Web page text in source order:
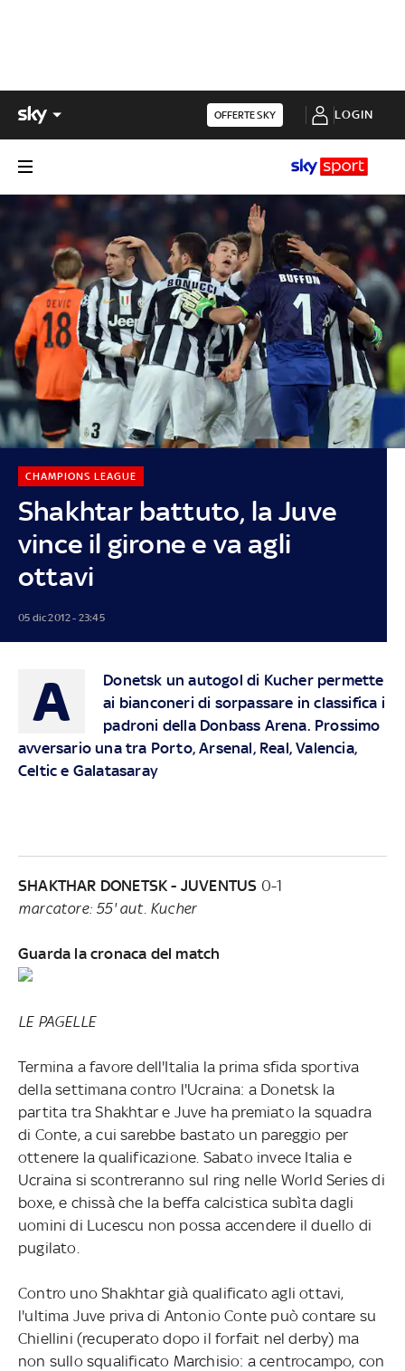
OFFERTE SKY LOGIN
Shakhtar battuto, la Juve
vince il girone e va agli
ottavi
CHAMPIONS LEAGUE
05 dic 2012 - 23:45
A
Donetsk un autogol di Kucher permette
ai bianconeri di sorpassare in classifica i
padroni della Donbass Arena. Prossimo
avversario una tra Porto, Arsenal, Real, Valencia,
Celtic e Galatasaray
SHAKTHAR DONETSK - JUVENTUS 0-1
marcatore: 55' aut. Kucher
Guarda la cronaca del match
LE PAGELLE
Termina a favore dell'Italia la prima sfida sportiva
della settimana contro l'Ucraina: a Donetsk la
partita tra Shakhtar e Juve ha premiato la squadra
di Conte, a cui sarebbe bastato un pareggio per
ottenere la qualificazione. Sabato invece Italia e
Ucraina si scontreranno sul ring nelle World Series di
boxe, e chissà che la beffa calcistica subìta dagli
uomini di Lucescu non possa accendere il duello di
pugilato.
Contro uno Shakhtar già qualificato agli ottavi,
l'ultima Juve priva di Antonio Conte può contare su
Chiellini (recuperato dopo il forfait nel derby) ma
non sullo squalificato Marchisio: a centrocampo, con